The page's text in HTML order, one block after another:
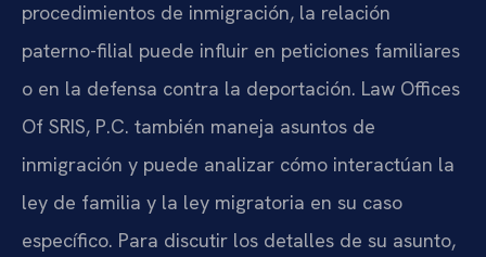
procedimientos de inmigración, la relación
paterno-filial puede influir en peticiones familiares
o en la defensa contra la deportación. Law Offices
Of SRIS, P.C. también maneja asuntos de
inmigración y puede analizar cómo interactúan la
ley de familia y la ley migratoria en su caso
específico. Para discutir los detalles de su asunto,